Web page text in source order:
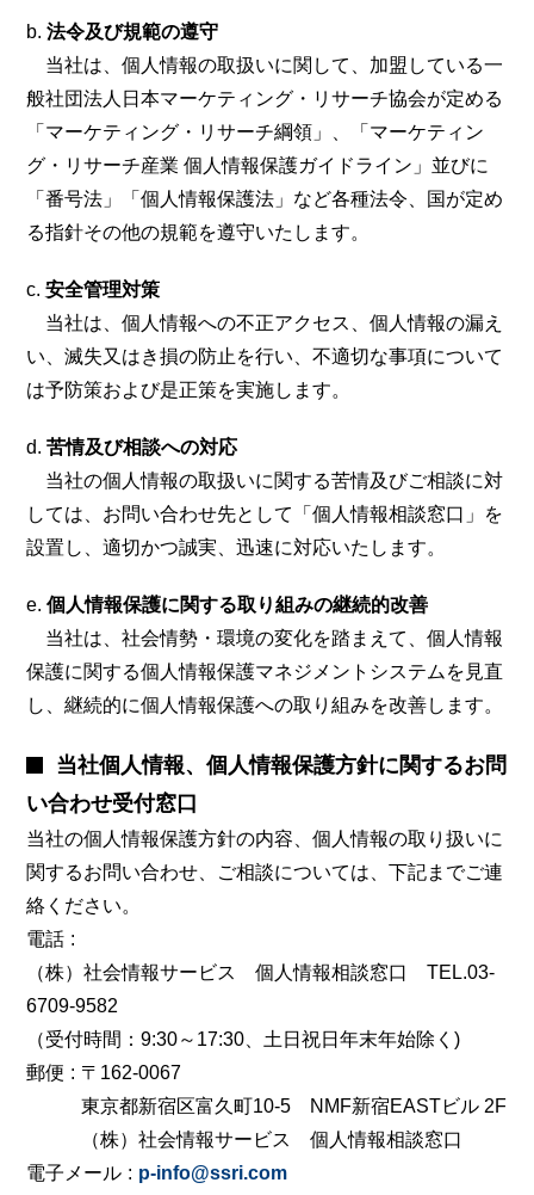
法令及び規範の遵守
当社は、個人情報の取扱いに関して、加盟している一
般社団法人日本マーケティング・リサーチ協会が定める
「マーケティング・リサーチ綱領」、「マーケティン
グ・リサーチ産業 個人情報保護ガイドライン」並びに
「番号法」「個人情報保護法」など各種法令、国が定め
る指針その他の規範を遵守いたします。
安全管理対策
当社は、個人情報への不正アクセス、個人情報の漏え
い、滅失又はき損の防止を行い、不適切な事項について
は予防策および是正策を実施します。
苦情及び相談への対応
当社の個人情報の取扱いに関する苦情及びご相談に対
しては、お問い合わせ先として「個人情報相談窓口」を
設置し、適切かつ誠実、迅速に対応いたします。
個人情報保護に関する取り組みの継続的改善
当社は、社会情勢・環境の変化を踏まえて、個人情報
保護に関する個人情報保護マネジメントシステムを見直
し、継続的に個人情報保護への取り組みを改善します。
当社個人情報、個人情報保護方針に関するお問
い合わせ受付窓口
当社の個人情報保護方針の内容、個人情報の取り扱いに
関するお問い合わせ、ご相談については、下記までご連
絡ください。
電話
（株）社会情報サービス 個人情報相談窓口 TEL.03-
6709-9582
（受付時間：9:30～17:30、土日祝日年末年始除く)
郵便
〒162-0067
東京都新宿区富久町10-5 NMF新宿EASTビル 2F
（株）社会情報サービス 個人情報相談窓口
電子メール
p-info@ssri.com